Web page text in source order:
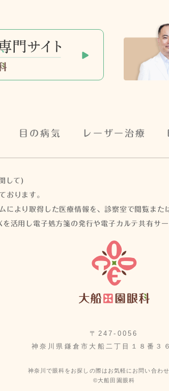
目の病気 レーザー治療
して)
おります。
により取得した医療情報を、診察室で閲覧また
活用し電子処方箋の発行や電子カルテ共有サ
〒247-0056
神奈川県鎌倉市大船二丁目１８番３
神奈川で眼科をお探しの際はお気軽にお問い合わせ
©大船田園眼科